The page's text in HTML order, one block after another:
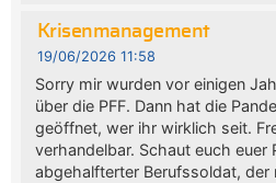
Krisenmanagement
19/06/2026 11:58
Sorry mir wurden vor einigen
über die PFF. Dann hat die
geöffnet, wer ihr wirklich seit.
verhandelbar. Schaut euch euer
abgehalfterter Berufssoldat, der